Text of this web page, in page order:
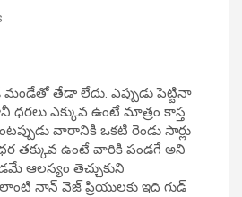
తేడా లేదు. ఎప్పుడు పెట్టినా
ధ‌రలు ఎక్కువ ఉంటే మాత్రం కాస్త
వారానికి ఒక‌టి రెండు సార్లు
త‌క్కువ ఉంటే వారికి పండ‌గే అని
ఆల‌స్యం తెచ్చుకుని
నాన్ వెజ్ ప్రియుల‌కు ఇది గుడ్